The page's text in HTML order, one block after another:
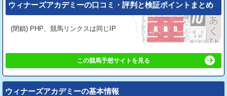
ウィナーズアカデミーの⼝コミ・評判と検証ポイントまとめ
(閉鎖) PHP、競馬リンクスは同じIP
この競馬予想サイトを見る
ウィナーズアカデミーの基本情報